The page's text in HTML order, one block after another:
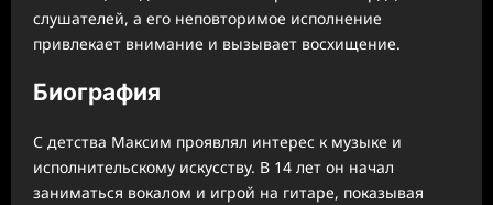
слушателей, а его неповторимое исполнение
привлекает внимание и вызывает восхищение.
Биография
С детства Максим проявлял интерес к музыке и
исполнительскому искусству. В 14 лет он начал
заниматься вокалом и игрой на гитаре, показывая